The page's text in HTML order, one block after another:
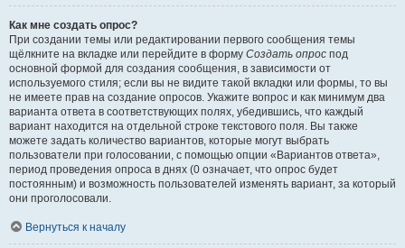
Как мне создать опрос?
При создании темы или редактировании первого сообщения темы
щёлкните на вкладке или перейдите в форму Создать опрос под
основной формой для создания сообщения, в зависимости от
используемого стиля; если вы не видите такой вкладки или формы, то вы
не имеете прав на создание опросов. Укажите вопрос и как минимум два
варианта ответа в соответствующих полях, убедившись, что каждый
вариант находится на отдельной строке текстового поля. Вы также
можете задать количество вариантов, которые могут выбрать
пользователи при голосовании, с помощью опции «Вариантов ответа»,
период проведения опроса в днях (0 означает, что опрос будет
постоянным) и возможность пользователей изменять вариант, за который
они проголосовали.
Вернуться к началу